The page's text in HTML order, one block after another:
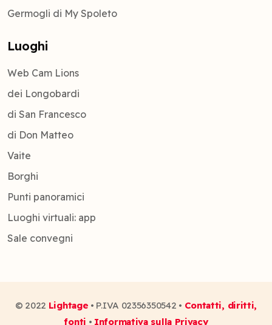
Germogli di My Spoleto
Luoghi
Web Cam Lions
dei Longobardi
di San Francesco
di Don Matteo
Vaite
Borghi
Punti panoramici
Luoghi virtuali: app
Sale convegni
© 2022 Lightage • P.IVA 02356350542 • Contatti, diritti,
fonti • Informativa sulla Privacy